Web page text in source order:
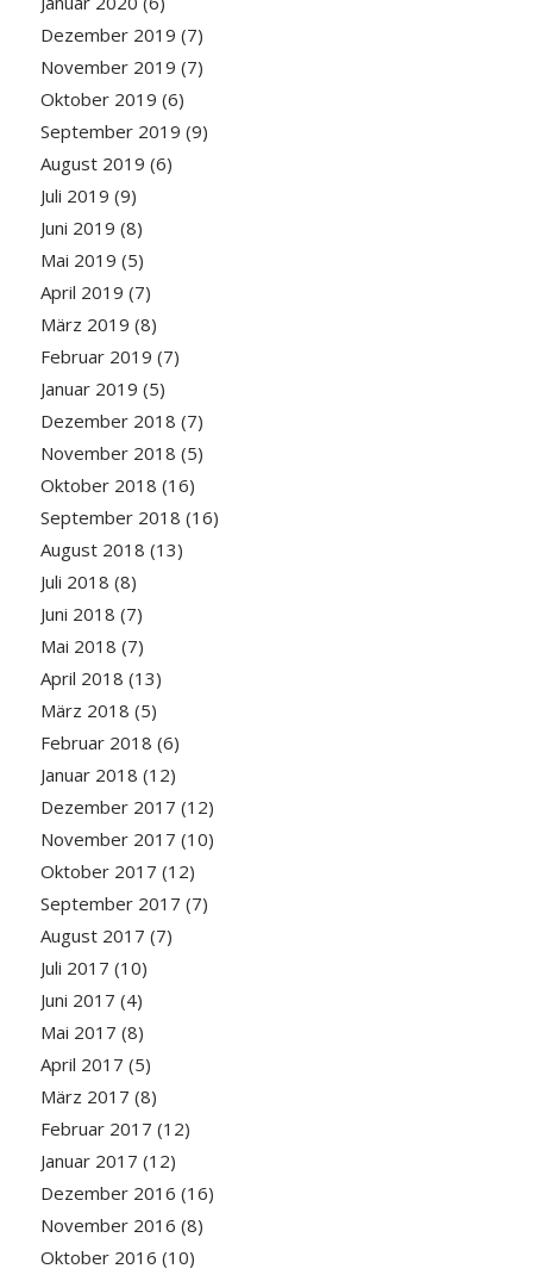
Dezember 2019 (7)
November 2019 (7)
Oktober 2019 (6)
September 2019 (9)
August 2019 (6)
Juli 2019 (9)
Juni 2019 (8)
Mai 2019 (5)
April 2019 (7)
März 2019 (8)
Februar 2019 (7)
Januar 2019 (5)
Dezember 2018 (7)
November 2018 (5)
Oktober 2018 (16)
September 2018 (16)
August 2018 (13)
Juli 2018 (8)
Juni 2018 (7)
Mai 2018 (7)
April 2018 (13)
März 2018 (5)
Februar 2018 (6)
Januar 2018 (12)
Dezember 2017 (12)
November 2017 (10)
Oktober 2017 (12)
September 2017 (7)
August 2017 (7)
Juli 2017 (10)
Juni 2017 (4)
Mai 2017 (8)
April 2017 (5)
März 2017 (8)
Februar 2017 (12)
Januar 2017 (12)
Dezember 2016 (16)
November 2016 (8)
Oktober 2016 (10)